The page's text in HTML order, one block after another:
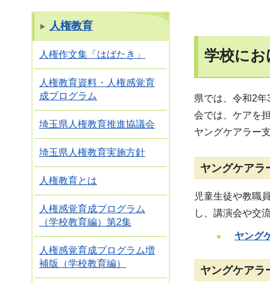
人権教育
人権作文集「はばたき」
人権教育資料・人権感覚育
成プログラム
埼玉県人権教育推進協議会
埼玉県人権教育実施方針
人権教育とは
人権感覚育成プログラム
（学校教育編）第2集
人権感覚育成プログラム増
補版（学校教育編）
学校に
県では、令和2
会では、ケアを
ヤングケアラー
ヤングケアラ
児童生徒や教職
し、講演会や交
ヤング
ヤングケアラ